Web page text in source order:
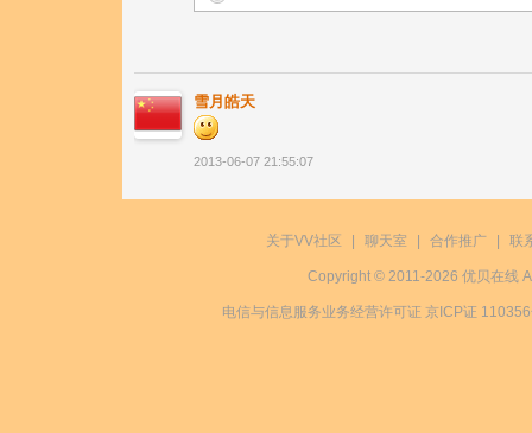
雪月皓天
2013-06-07 21:55:07
关于VV社区 聊天室 合作推广 联
Copyright © 2011-2026 优贝在线
电信与信息服务业务经营许可证 京ICP证